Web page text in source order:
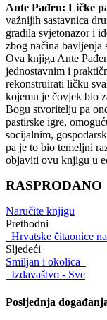
Ante Pađen: Ličke
važnijih sastavnica
gradila svjetonazor i
zbog načina bavljenja
Ova knjiga Ante
jednostavnim i
rekonstruirati ličku
kojemu je čovjek bio
Bogu stvoritelju pa
pastirske igre,
socijalnim,
pa je to bio temeljni
objaviti ovu knjigu u
RASPRODANO
Naručite knjigu
Prethodni
Hrvatske čitaonice
Sljedeći
Smiljan i okolica
Izdavaštvo - Sve
Posljednja